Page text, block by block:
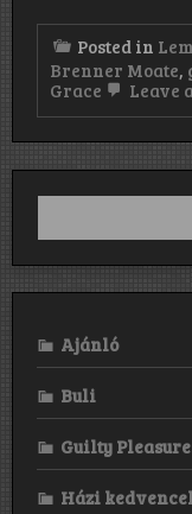
Posted in
Brenner Moate,
Grace
Leave
Ajánló
Buli
Guilty
Házi